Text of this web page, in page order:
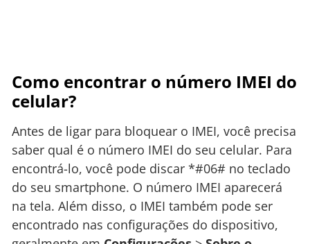
Como encontrar o número IMEI do
celular?
Antes de ligar para bloquear o IMEI, você precisa
saber qual é o número IMEI do seu celular. Para
encontrá-lo, você pode discar *#06# no teclado
do seu smartphone. O número IMEI aparecerá
na tela. Além disso, o IMEI também pode ser
encontrado nas configurações do dispositivo,